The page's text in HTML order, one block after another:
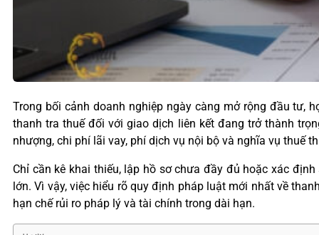
Trong bối cảnh doanh nghiệp ngày càng mở rộng đầu tư,
thanh tra thuế đối với giao dịch liên kết đang trở thành
nhượng, chi phí lãi vay, phí dịch vụ nội bộ và nghĩa vụ thuế
Chỉ cần kê khai thiếu, lập hồ sơ chưa đầy đủ hoặc xác
lớn. Vì vậy, việc hiểu rõ quy định pháp luật mới nhất về
hạn chế rủi ro pháp lý và tài chính trong dài hạn.